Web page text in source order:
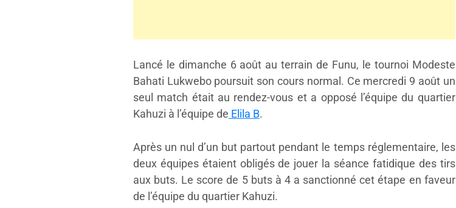
Lancé le dimanche 6 août au terrain de Funu, le tournoi Modeste
Bahati Lukwebo poursuit son cours normal. Ce mercredi 9 août un
seul match était au rendez-vous et a opposé l’équipe du quartier
Kahuzi à l’équipe de Elila B.
Après un nul d’un but partout pendant le temps réglementaire, les
deux équipes étaient obligés de jouer la séance fatidique des tirs
aux buts. Le score de 5 buts à 4 a sanctionné cet étape en faveur
de l’équipe du quartier Kahuzi.